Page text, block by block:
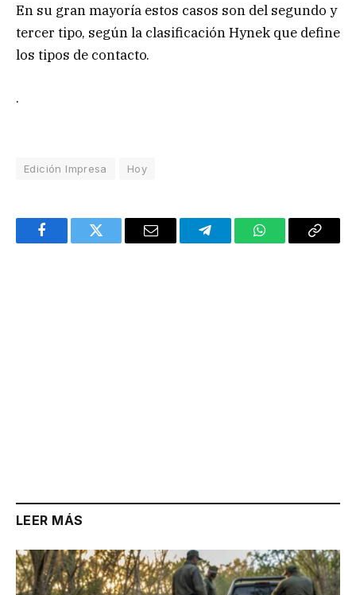
En su gran mayoría estos casos son del segundo y
tercer tipo, según la clasificación Hynek que define
los tipos de contacto.
.
Edición Impresa Hoy
FacebookTwitter Email TelegramWhatsAppCopy
LEER MÁS